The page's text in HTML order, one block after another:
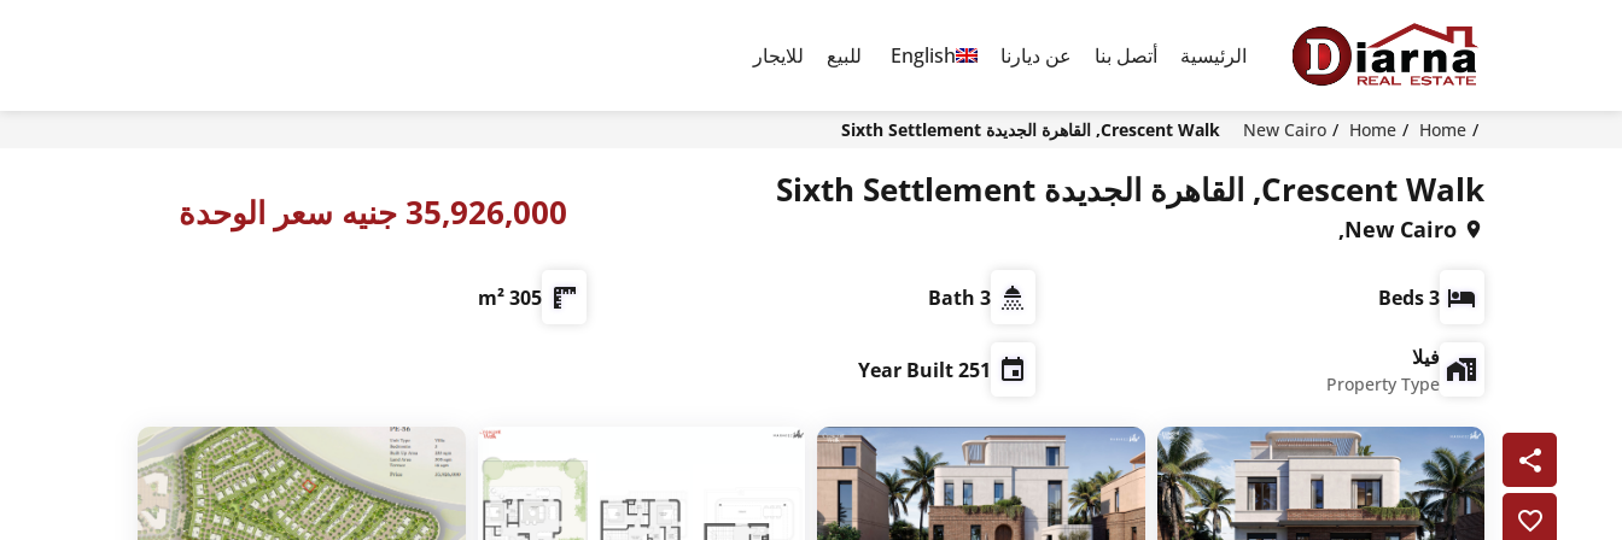
الرئيسية أتصل بنا عن ديارنا English للبيع للايجار
Home
Home
New Cairo Crescent Walk, القاهرة الجديدة Sixth Settlement
Crescent Walk, القاهرة الجديدة Sixth Settlement
New Cairo, 35,926,000 جنيه سعر الوحدة
3 Beds
3 Bath
305 m²
فيلا
Property Type
251 Year Built